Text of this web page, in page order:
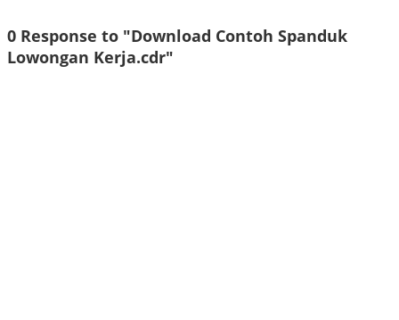
0 Response to "Download Contoh Spanduk
Lowongan Kerja.cdr"